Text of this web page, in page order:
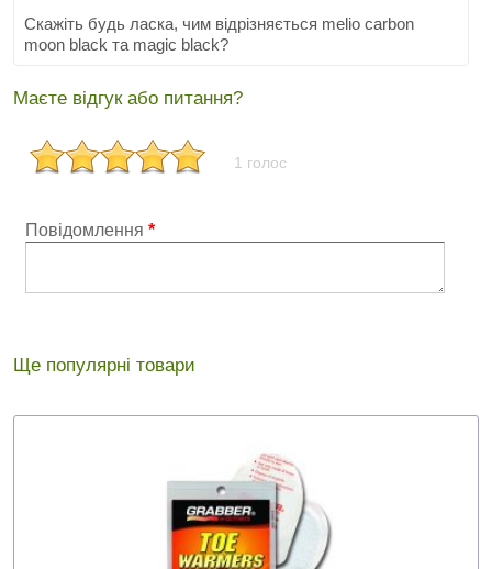
Скажіть будь ласка, чим відрізняється melio carbon
moon black та magic black?
Маєте відгук або питання?
1 голос
Повідомлення *
Ще популярні товари